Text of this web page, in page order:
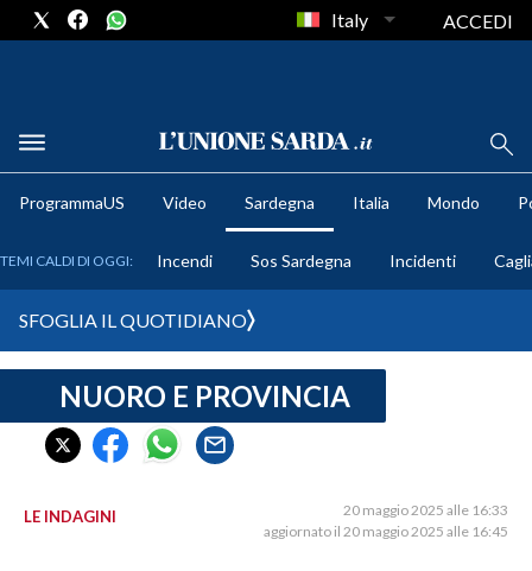
METEO
CRONACA SARDEGNA
CAGLIARI
SULCIS IGLESIENTE
Italy ACCEDI
ProgrammaUS Video Sardegna Italia Mondo
TEMI CALDI DI OGGI: Incendi Sos Sardegna Incidenti
SFOGLIA IL QUOTIDIANO
NUORO E PROVINCIA
LE INDAGINI
20 maggio 2025 alle 16:33
aggiornato il 20 maggio 2025 alle 16:45